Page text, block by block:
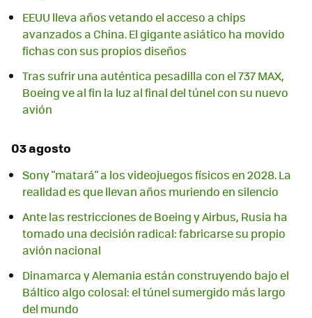
EEUU lleva años vetando el acceso a chips
avanzados a China. El gigante asiático ha movido
fichas con sus propios diseños
Tras sufrir una auténtica pesadilla con el 737 MAX,
Boeing ve al fin la luz al final del túnel con su nuevo
avión
03 agosto
Sony "matará" a los videojuegos físicos en 2028. La
realidad es que llevan años muriendo en silencio
Ante las restricciones de Boeing y Airbus, Rusia ha
tomado una decisión radical: fabricarse su propio
avión nacional
Dinamarca y Alemania están construyendo bajo el
Báltico algo colosal: el túnel sumergido más largo
del mundo